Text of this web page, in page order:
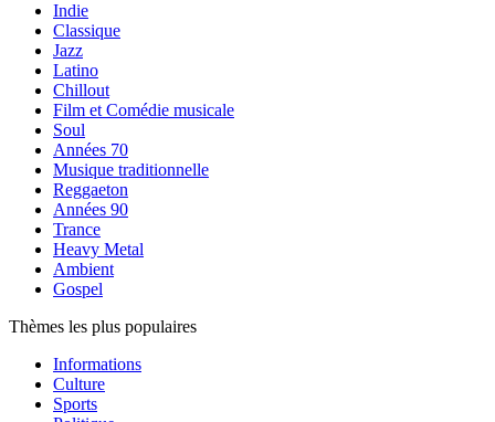
Indie
Classique
Jazz
Latino
Chillout
Film et Comédie musicale
Soul
Années 70
Musique traditionnelle
Reggaeton
Années 90
Trance
Heavy Metal
Ambient
Gospel
Thèmes les plus populaires
Informations
Culture
Sports